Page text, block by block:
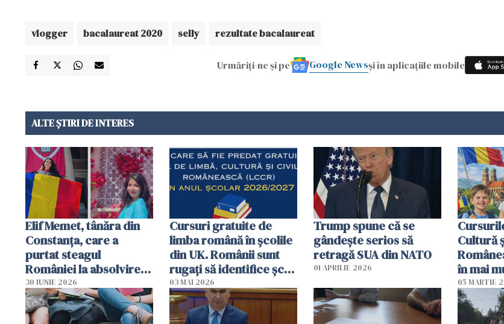
vlogger bacalaureat 2020 selly rezultate bacalaureat
Urmăriți-ne și pe Google Newsși în aplicațiile mobile
ALTE ȘTIRI DE INTERES
Elif Memet, tânăra din
Constanța, care a
purtat steagul
României la absolvirea
de la Harvard: „Nu a
uitat niciodată de
România"
30 IUNIE 2026
Cursuri gratuite de
limba română în școlile
din UK. Românii sunt
rugați să identifice școli
pentru găzduirea lor
03 MAI 2026
Trump spune că se
gândeşte serios să
retragă SUA din NATO
01 APRILIE 2026
Cultură
în mai
05 MARTIE